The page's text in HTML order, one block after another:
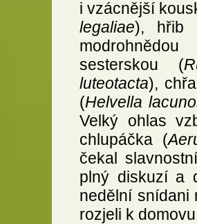
i vzácnější
legaliae), hřib
sesterskou (
luteotacta),
(Helvella
Velký ohlas
chlupáčka (
čekal
plný diskuzí a
nedělní snídani
rozjeli k